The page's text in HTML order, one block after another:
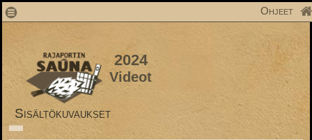
1 Ohjeet
2024
Videot
Sisältökuvaukset